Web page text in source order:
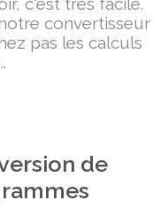
convertisseur
pas les calculs
de